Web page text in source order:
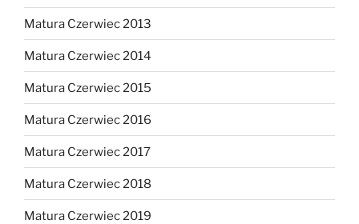
Matura Czerwiec 2013
Matura Czerwiec 2014
Matura Czerwiec 2015
Matura Czerwiec 2016
Matura Czerwiec 2017
Matura Czerwiec 2018
Matura Czerwiec 2019